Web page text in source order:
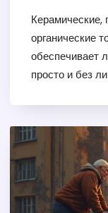
Керамические,
органические
обеспечивает
просто и без
влиянии
бюджета на
продлению
аварий. Эта
колодки